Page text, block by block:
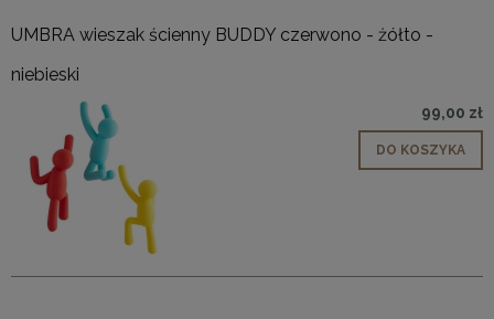
UMBRA wieszak ścienny BUDDY czerwono - żółto -
niebieski
99,00 zł
DO KOSZYKA